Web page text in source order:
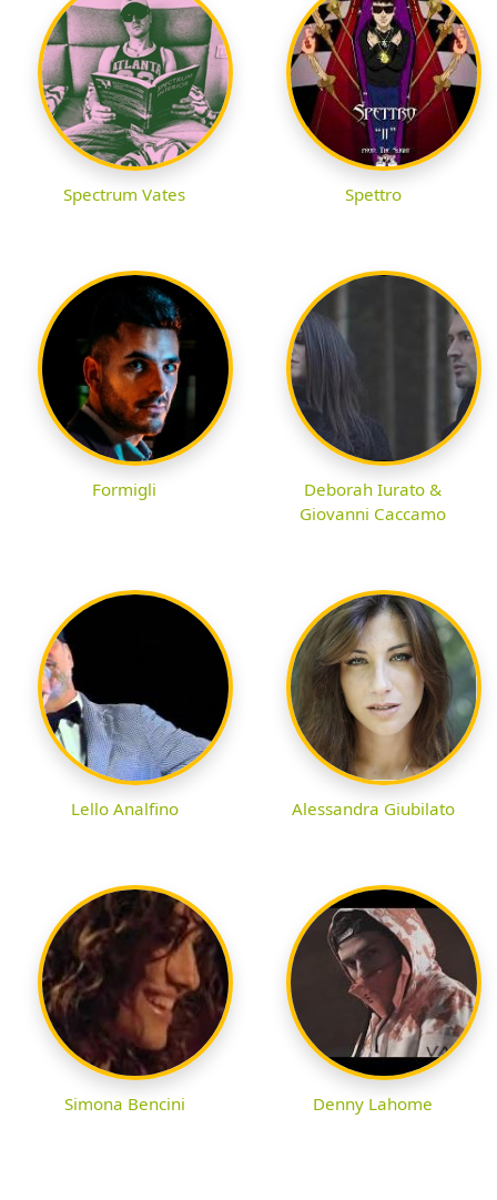
Spectrum Vates Spettro
Formigli
Deborah Iurato &
Giovanni Caccamo
Lello Analfino Alessandra Giubilato
Simona Bencini Denny Lahome